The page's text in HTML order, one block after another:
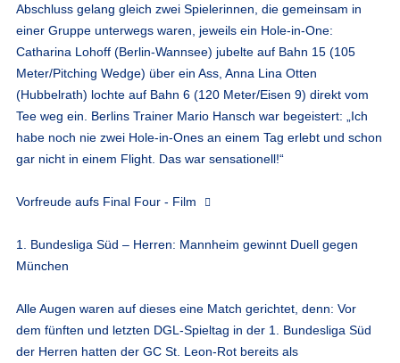
Abschluss gelang gleich zwei Spielerinnen, die gemeinsam in
einer Gruppe unterwegs waren, jeweils ein Hole-in-One:
Catharina Lohoff (Berlin-Wannsee) jubelte auf Bahn 15 (105
Meter/Pitching Wedge) über ein Ass, Anna Lina Otten
(Hubbelrath) lochte auf Bahn 6 (120 Meter/Eisen 9) direkt vom
Tee weg ein. Berlins Trainer Mario Hansch war begeistert: „Ich
habe noch nie zwei Hole-in-Ones an einem Tag erlebt und schon
gar nicht in einem Flight. Das war sensationell!“
Vorfreude aufs Final Four - Film
1. Bundesliga Süd – Herren: Mannheim gewinnt Duell gegen
München
Alle Augen waren auf dieses eine Match gerichtet, denn: Vor
dem fünften und letzten DGL-Spieltag in der 1. Bundesliga Süd
der Herren hatten der GC St. Leon-Rot bereits als